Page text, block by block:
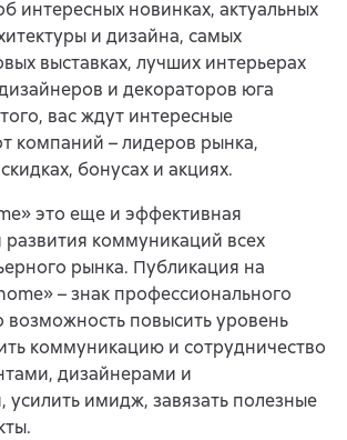
интересных новинках, актуальных
и дизайна, самых
выставках, лучших интерьерах
и декораторов юга
вас ждут интересные
компаний – лидеров рынка,
бонусах и акциях.
это еще и эффективная
коммуникаций всех
рынка. Публикация на
– знак профессионального
возможность повысить уровень
коммуникацию и сотрудничество
дизайнерами и
усилить имидж, завязать полезные